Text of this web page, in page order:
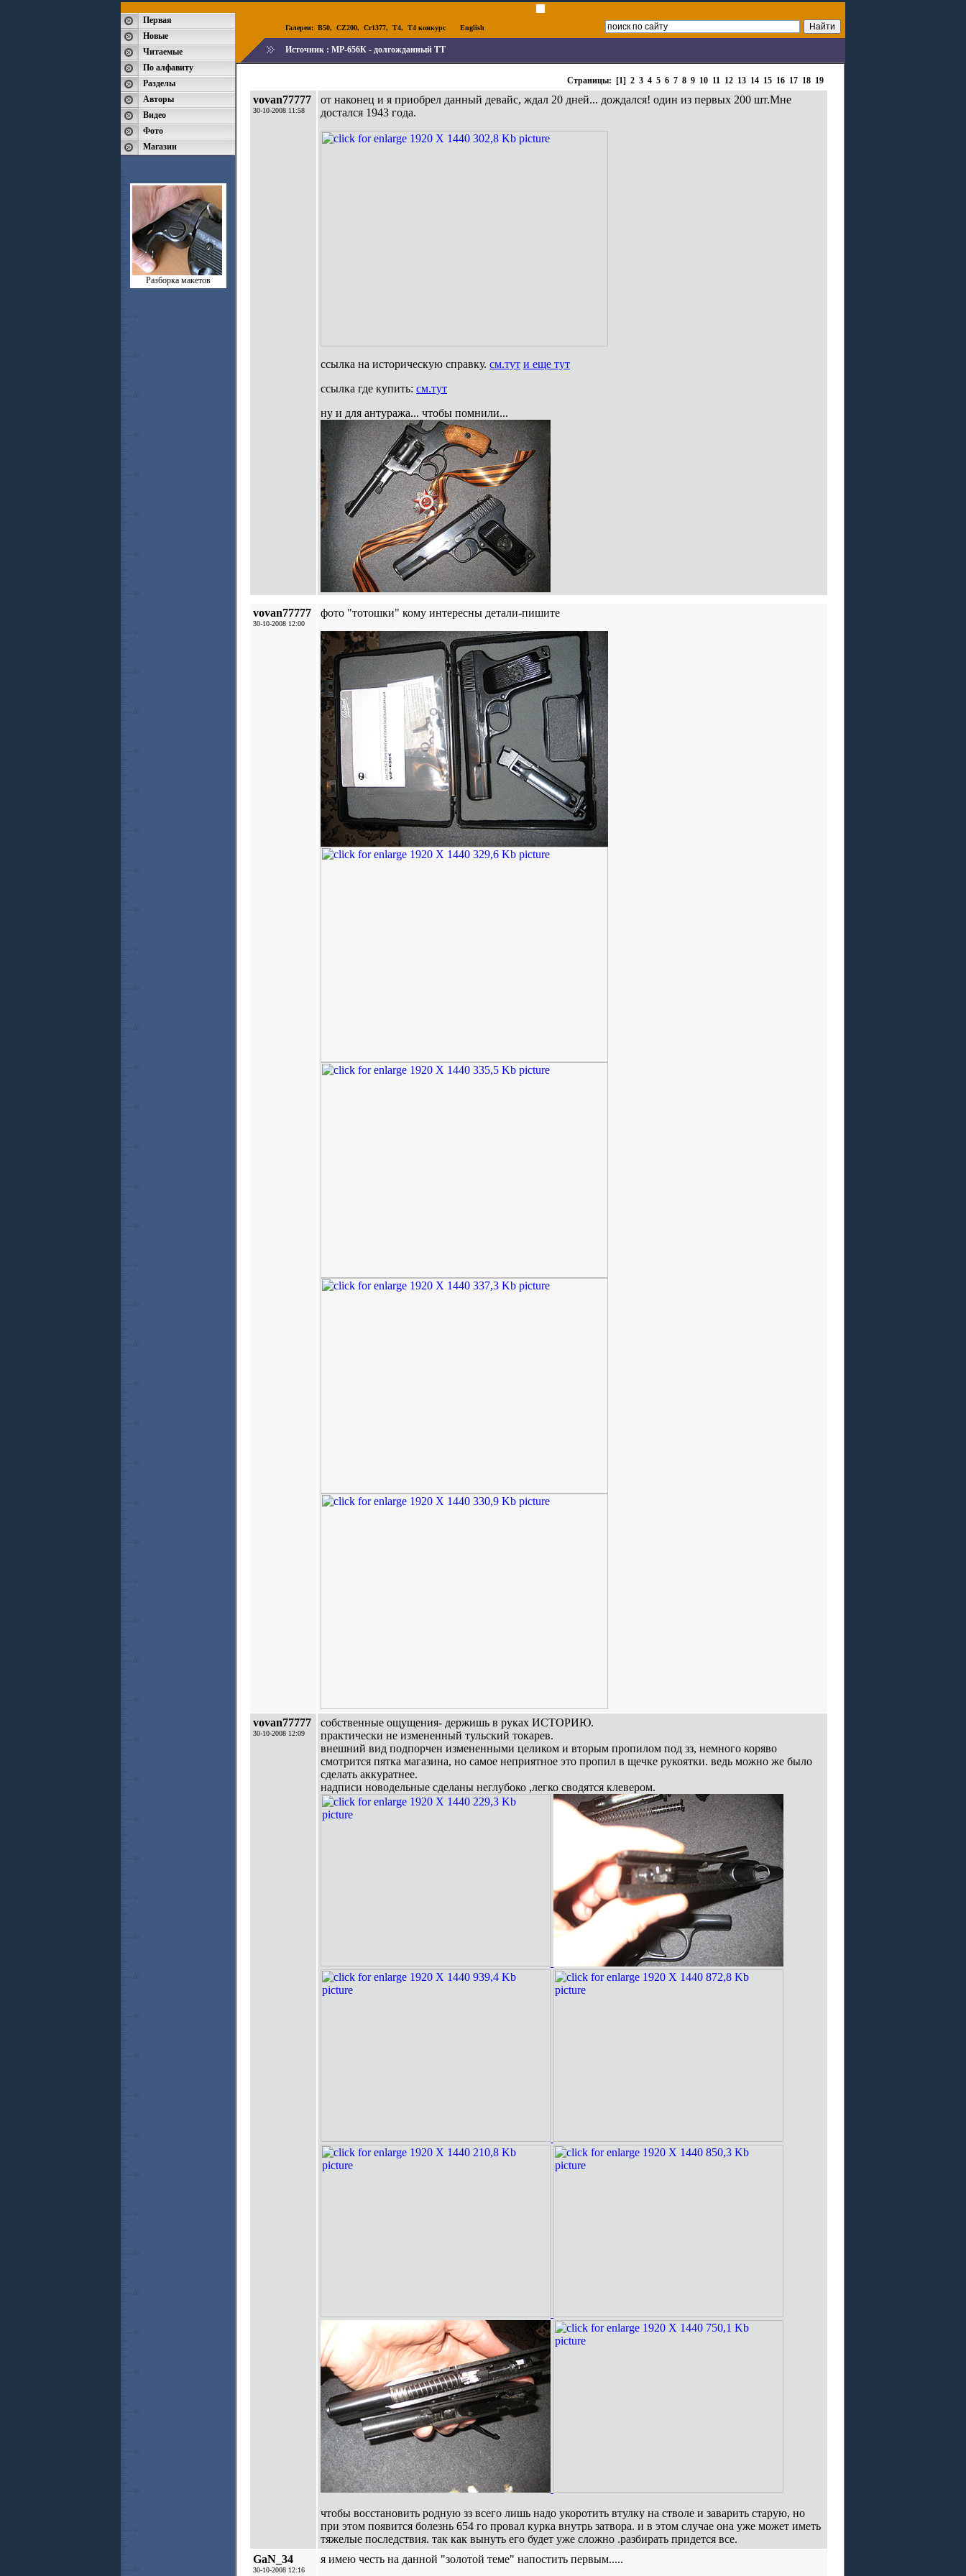
Первая
Новые
Читаемые
По алфавиту
Разделы
Авторы
Видео
Фото
Магазин
Разборка макетов
Галереи: B50, CZ200, Cr1377, T4, T4 конкурс English
Источник : МР-656К - долгожданный ТТ
Страницы: [1] 2 3 4 5 6 7 8 9 10 11 12 13 14 15 16 17 18 19
vovan77777
30-10-2008 11:58
от наконец и я приобрел данный девайс, ждал 20 дней... дождался! один из первых 200 шт.Мне
достался 1943 года.
ссылка на историческую справку. см.тут и еще тут
ссылка где купить: см.тут
ну и для антуража... чтобы помнили...
vovan77777
30-10-2008 12:00
фото "тотошки" кому интересны детали-пишите
vovan77777
30-10-2008 12:09
собственные ощущения- держишь в руках ИСТОРИЮ.
практически не измененный тульский токарев.
внешний вид подпорчен измененными целиком и вторым пропилом под зз, немного коряво
смотрится пятка магазина, но самое неприятное это пропил в щечке рукоятки. ведь можно же было
сделать аккуратнее.
надписи новодельные сделаны неглубоко ,легко сводятся клевером.
чтобы восстановить родную зз всего лишь надо укоротить втулку на стволе и заварить старую, но
при этом появится болезнь 654 го провал курка внутрь затвора. и в этом случае она уже может иметь
тяжелые последствия. так как вынуть его будет уже сложно .разбирать придется все.
GaN_34
30-10-2008 12:16
я имею честь на данной "золотой теме" напостить первым.....